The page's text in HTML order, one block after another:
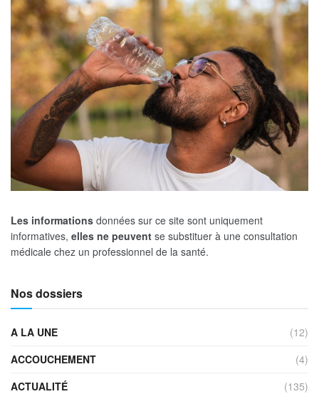
Les informations données sur ce site sont uniquement
informatives, elles ne peuvent se substituer à une consultation
médicale chez un professionnel de la santé.
Nos dossiers
A LA UNE
(12)
ACCOUCHEMENT
(4)
ACTUALITÉ
(135)